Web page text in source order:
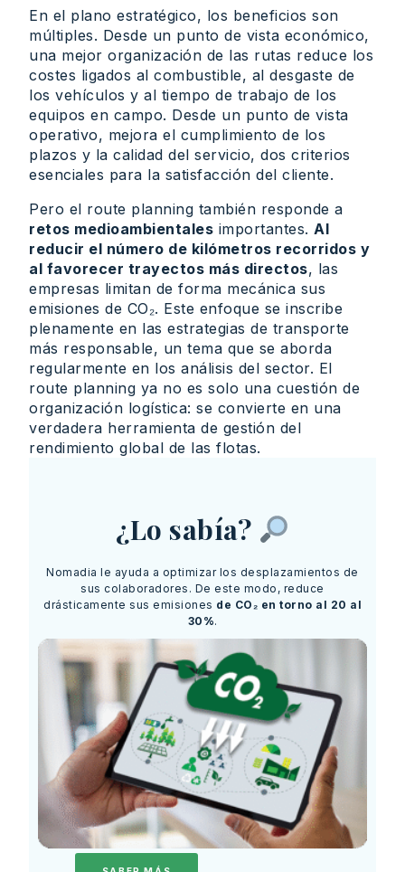
En el plano estratégico, los beneficios son
múltiples. Desde un punto de vista económico,
una mejor organización de las rutas reduce los
costes ligados al combustible, al desgaste de
los vehículos y al tiempo de trabajo de los
equipos en campo. Desde un punto de vista
operativo, mejora el cumplimiento de los
plazos y la calidad del servicio, dos criterios
esenciales para la satisfacción del cliente.
Pero el route planning también responde a
retos medioambientales importantes. Al
reducir el número de kilómetros recorridos y
al favorecer trayectos más directos, las
empresas limitan de forma mecánica sus
emisiones de CO₂. Este enfoque se inscribe
plenamente en las estrategias de transporte
más responsable, un tema que se aborda
regularmente en los análisis del sector. El
route planning ya no es solo una cuestión de
organización logística: se convierte en una
verdadera herramienta de gestión del
rendimiento global de las flotas.
¿Lo sabía?
Nomadia le ayuda a optimizar los desplazamientos de
sus colaboradores. De este modo, reduce
drásticamente sus emisiones de CO₂ en torno al 20 al
30%.